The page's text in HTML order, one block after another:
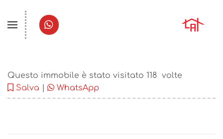
Questo immobile è stato visitato118 volte
Salva
WhatsApp